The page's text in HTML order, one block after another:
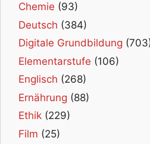
Chemie (93)
Deutsch (384)
Digitale Grundbildung
Elementarstufe (106)
Englisch (268)
Ernährung (88)
Ethik (229)
Film (25)